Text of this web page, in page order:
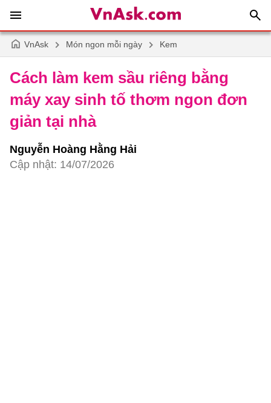
VnAsk Món ngon mỗi ngày Kem
Cách làm kem sầu riêng bằng
máy xay sinh tố thơm ngon đơn
giản tại nhà
Nguyễn Hoàng Hằng Hải
Cập nhật: 14/07/2026